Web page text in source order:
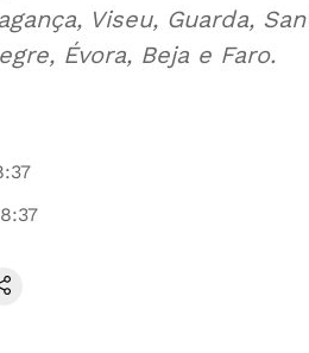
Viseu, Guarda,
Évora, Beja e Faro.